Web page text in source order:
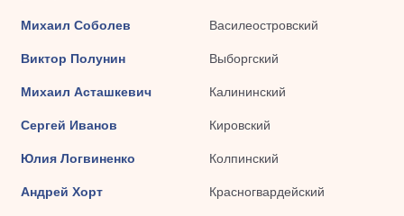
Михаил Соболев Василеостровский
Виктор Полунин Выборгский
Михаил Асташкевич Калининский
Сергей Иванов Кировский
Юлия Логвиненко Колпинский
Андрей Хорт Красногвардейский